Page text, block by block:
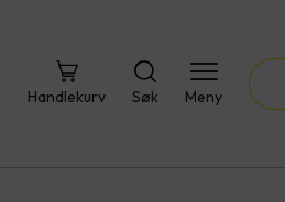
Handlekurv Søk Meny